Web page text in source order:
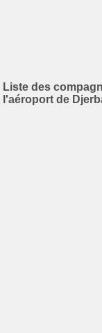
Liste des
l'aéroport de